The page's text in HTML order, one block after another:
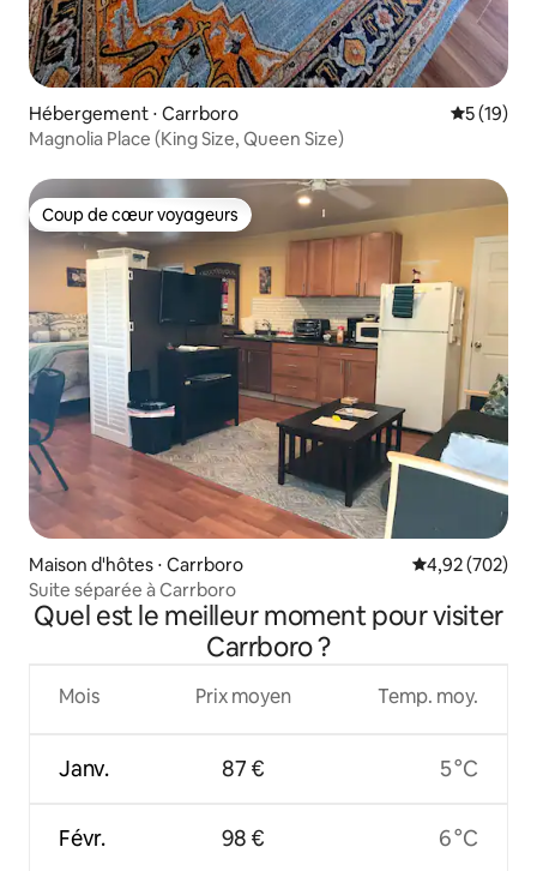
Hébergement ⋅ Carrboro
5 (19)
Magnolia Place (King Size, Queen Size)
Coup de cœur voyageurs
Coup de cœur voyageurs
Maison d'hôtes ⋅ Carrboro Évaluation
4,92 (702)
Suite séparée à Carrboro
Quel est le meilleur moment pour visiter
Carrboro ?
Mois
Janv.
Févr.
Prix moyen
87 €
98 €
Temp. moy.
5 °C
6 °C